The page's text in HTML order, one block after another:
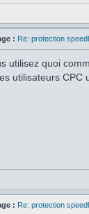
: Re: protection
utilisez quoi
utilisateurs CPC
: Re: protection